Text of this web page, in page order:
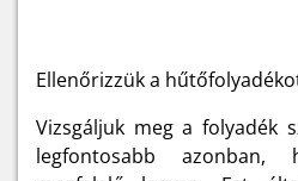
Ellenőrizzük a
Vizsgáljuk meg a folyadék
legfontosabb